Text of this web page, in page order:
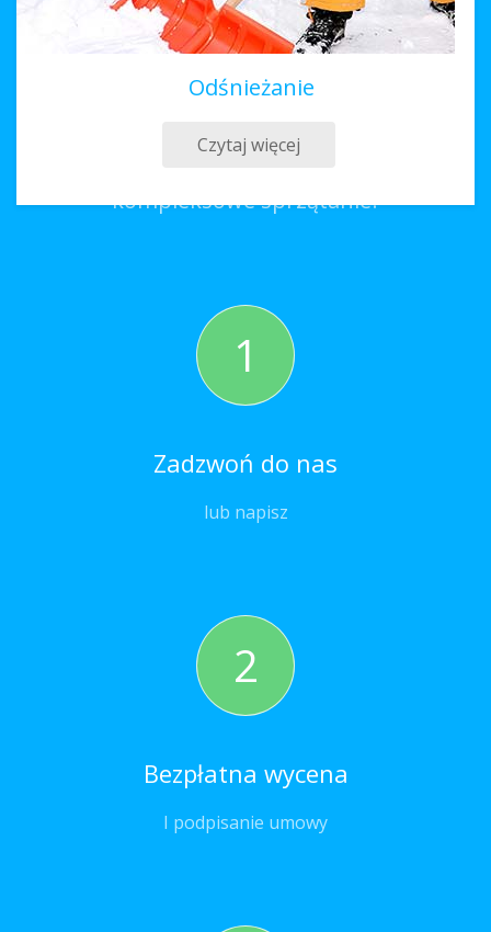
Odśnieżanie
Czytaj więcej
kompleksowe sprzątanie?
1
Zadzwoń do nas
lub napisz
2
Bezpłatna wycena
I podpisanie umowy